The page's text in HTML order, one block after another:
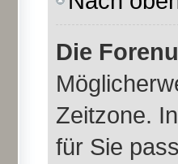
Die
Zeitzone.
für Sie